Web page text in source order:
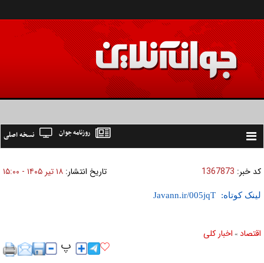
Toggle
نسخه اصلی روزنامه جوان
کد خبر: 1367873 تاریخ انتشار: ۱۸ تير ۱۴۰۵ - ۱۵:۰۰
لینک کوتاه:
اقتصاد » اخبار کلی